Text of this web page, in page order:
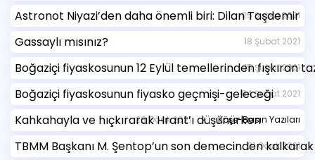
Astronot Niyazi’den daha önemli biri: Dilan Taşdemir
25 Şubat 2021
Gassaylı mısınız? 18 Şubat 2021
Boğaziçi fiyaskosunun 12 Eylül temellerinden fışkıran
15 Şubat 2021
Boğaziçi fiyaskosunun fiyasko geçmişi-geleceği
04 Şubat 2021
Kahkahayla ve hıçkırarak Hrant’ı düşünürken
28 Ocak 2021 Köşe-Basın Yazıları
TBMM Başkanı M. Şentop’un son demecinden kalkarak
21 Ocak 2021